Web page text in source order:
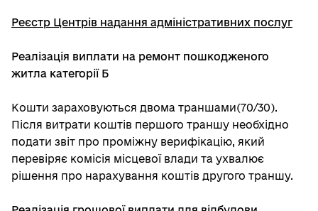
Реєстр Центрів надання адміністративних послуг
Реалізація виплати на ремонт пошкодженого
житла категорії Б
Кошти зараховуються двома траншами(70/30).
Після витрати коштів першого траншу необхідно
подати звіт про проміжну верифікацію, який
перевіряє комісія місцевої влади та ухвалює
рішення про нарахування коштів другого траншу.